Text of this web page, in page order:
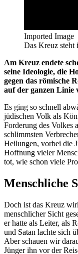
Imported Image
Das Kreuz steht
Am Kreuz endete
seine Ideologie, die
gegen das römische
auf der ganzen Linie
Es ging so schnell
jüdischen Volk als
Forderung des Volkes
schlimmsten
Heilungen, vorbei die
Hoffnung vieler
tot, wie schon viele
Menschliche
Doch ist das Kreuz
menschlicher Sicht
er hatte als Leiter, als
und Satan lachte sich
Aber schauen wir
Jünger ihn vor der